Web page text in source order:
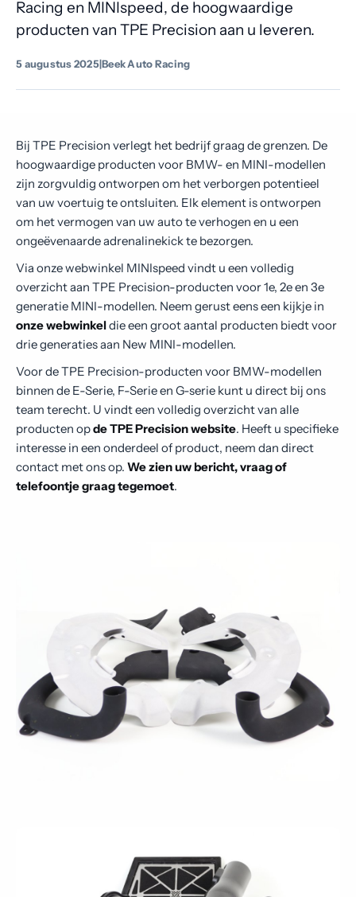
Contact
Racing en MINIspeed, de hoogwaardige
producten van TPE Precision aan u leveren.
5 augustus 2025|Beek Auto Racing
Bij TPE Precision verlegt het bedrijf graag de grenzen. De
hoogwaardige producten voor BMW- en MINI-modellen
zijn zorgvuldig ontworpen om het verborgen potentieel
van uw voertuig te ontsluiten. Elk element is ontworpen
om het vermogen van uw auto te verhogen en u een
ongeëvenaarde adrenalinekick te bezorgen.
Via onze webwinkel MINIspeed vindt u een volledig
overzicht aan TPE Precision-producten voor 1e, 2e en 3e
generatie MINI-modellen. Neem gerust eens een kijkje in
onze webwinkeldie een groot aantal producten biedt voor
drie generaties aan New MINI-modellen.
Voor de TPE Precision-producten voor BMW-modellen
binnen de E-Serie, F-Serie en G-serie kunt u direct bij ons
team terecht. U vindt een volledig overzicht van alle
producten opde TPE Precision website. Heeft u specifieke
interesse in een onderdeel of product, neem dan direct
contact met ons op. We zien uw bericht, vraag of
telefoontje graag tegemoet.